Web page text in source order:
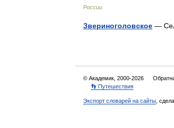
России
Звериноголовское —
© Академик, 2000-2026
👣 Путешествия
Экспорт словарей на сайты ,